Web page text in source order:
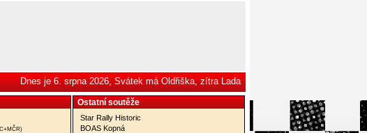
Dnes je 6. srpna 2026, Svátek má Oldřiška, zítra Lada
Ostatní­ soutěže
Star Rally Historic
BOAS Kopná